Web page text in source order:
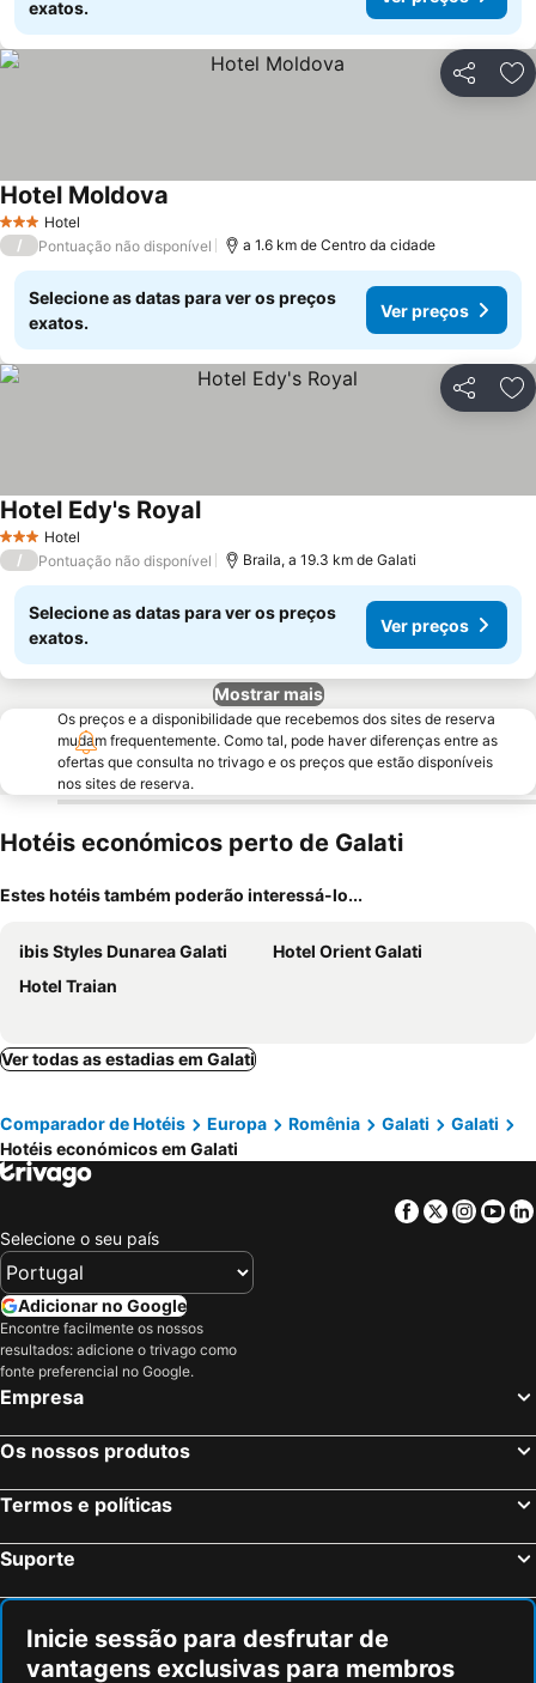
exatos.
Partilhar
3 EstrelasHotel
Hotel Moldova
/ Pontuação não disponível a 1.6 km de Centro da cidade
Selecione as datas para ver os preços
exatos.
Ver preços
Partilhar
3 EstrelasHotel
Hotel Edy's RoyalVer preços
/ Pontuação não disponível Braila, a 19.3 km de Galati
Selecione as datas para ver os preços
exatos.
Ver preços
Mostrar mais
Os preços e a disponibilidade que recebemos dos sites de reserva
mudam frequentemente. Como tal, pode haver diferenças entre as
ofertas que consulta no trivago e os preços que estão disponíveis
nos sites de reserva.
Hotéis económicos perto de Galati
Estes hotéis também poderão interessá-lo...
ibis Styles Dunarea Galati
Hotel Orient Galati
Hotel Traian
Ver todas as estadias em Galati
Comparador de Hotéis Europa Romênia Galati
Galati
Hotéis económicos em Galati
Facebook
Twitter
Selecione o seu país
Adicionar no Google
Encontre facilmente os nossos
resultados: adicione o trivago como
fonte preferencial no Google.
Empresa
Os nossos produtos
Termos e políticas
Suporte
Inicie sessão para desfrutar de
vantagens exclusivas para membros